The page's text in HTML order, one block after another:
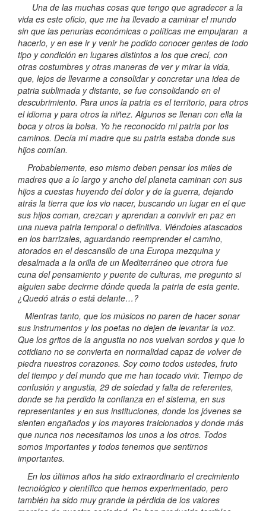
Una de las muchas cosas que tengo que agradecer a la
vida es este oficio, que me ha llevado a caminar el mundo
sin que las penurias económicas o políticas me empujaran a
hacerlo, y en ese ir y venir he podido conocer gentes de todo
tipo y condición en lugares distintos a los que crecí, con
otras costumbres y otras maneras de ver y mirar la vida,
que, lejos de llevarme a consolidar y concretar una idea de
patria sublimada y distante, se fue consolidando en el
descubrimiento. Para unos la patria es el territorio, para otros
el idioma y para otros la niñez. Algunos se llenan con ella la
boca y otros la bolsa. Yo he reconocido mi patria por los
caminos. Decía mi madre que su patria estaba donde sus
hijos comían.
Probablemente, eso mismo deben pensar los miles de
madres que a lo largo y ancho del planeta caminan con sus
hijos a cuestas huyendo del dolor y de la guerra, dejando
atrás la tierra que los vio nacer, buscando un lugar en el que
sus hijos coman, crezcan y aprendan a convivir en paz en
una nueva patria temporal o definitiva. Viéndoles atascados
en los barrizales, aguardando reemprender el camino,
atorados en el descansillo de una Europa mezquina y
desalmada a la orilla de un Mediterráneo que otrora fue
cuna del pensamiento y puente de culturas, me pregunto si
alguien sabe decirme dónde queda la patria de esta gente.
¿Quedó atrás o está delante…?
Mientras tanto, que los músicos no paren de hacer sonar
sus instrumentos y los poetas no dejen de levantar la voz.
Que los gritos de la angustia no nos vuelvan sordos y que lo
cotidiano no se convierta en normalidad capaz de volver de
piedra nuestros corazones. Soy como todos ustedes, fruto
del tiempo y del mundo que me han tocado vivir. Tiempo de
confusión y angustia, 29 de soledad y falta de referentes,
donde se ha perdido la confianza en el sistema, en sus
representantes y en sus instituciones, donde los jóvenes se
sienten engañados y los mayores traicionados y donde más
que nunca nos necesitamos los unos a los otros. Todos
somos importantes y todos tenemos que sentirnos
importantes.
En los últimos años ha sido extraordinario el crecimiento
tecnológico y científico que hemos experimentado, pero
también ha sido muy grande la pérdida de los valores